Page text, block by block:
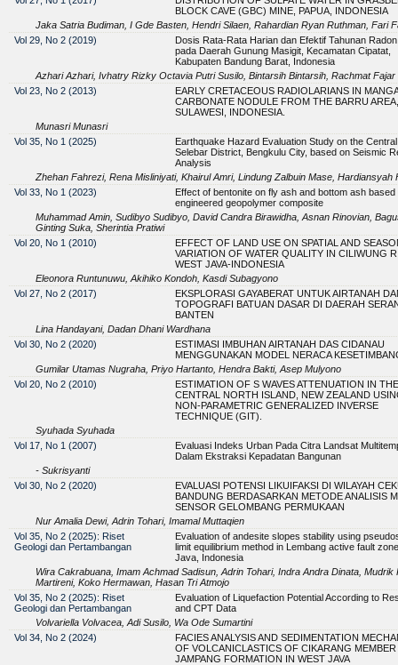
BLOCK CAVE (GBC) MINE, PAPUA, INDONESIA
Jaka Satria Budiman, I Gde Basten, Hendri Silaen, Rahardian Ryan Ruthman, Fari
Vol 29, No 2 (2019)
Dosis Rata-Rata Harian dan Efektif Tahunan
pada Daerah Gunung Masigit, Kecamatan Cipatat,
Kabupaten Bandung Barat, Indonesia
Azhari Azhari, Ivhatry Rizky Octavia Putri Susilo, Bintarsih Bintarsih, Rachmat Fajar
Vol 23, No 2 (2013)
EARLY CRETACEOUS RADIOLARIANS IN
CARBONATE NODULE FROM THE BARRU
SULAWESI, INDONESIA.
Munasri Munasri
Vol 35, No 1 (2025)
Earthquake Hazard Evaluation Study on the
Selebar District, Bengkulu City, based on Seismic
Analysis
Zhehan Fahrezi, Rena Misliniyati, Khairul Amri, Lindung Zalbuin Mase, Hardiansyah
Vol 33, No 1 (2023)
Effect of bentonite on fly ash and bottom ash based
engineered geopolymer composite
Muhammad Amin, Sudibyo Sudibyo, David Candra Birawidha, Asnan Rinovian,
Ginting Suka, Sherintia Pratiwi
Vol 20, No 1 (2010)
EFFECT OF LAND USE ON SPATIAL AND
VARIATION OF WATER QUALITY IN CILIWUNG
WEST JAVA-INDONESIA
Eleonora Runtunuwu, Akihiko Kondoh, Kasdi Subagyono
Vol 27, No 2 (2017)
EKSPLORASI GAYABERAT UNTUK AIRTANAH
TOPOGRAFI BATUAN DASAR DI DAERAH
BANTEN
Lina Handayani, Dadan Dhani Wardhana
Vol 30, No 2 (2020)
ESTIMASI IMBUHAN AIRTANAH DAS CIDANAU
MENGGUNAKAN MODEL NERACA
Gumilar Utamas Nugraha, Priyo Hartanto, Hendra Bakti, Asep Mulyono
Vol 20, No 2 (2010)
ESTIMATION OF S WAVES ATTENUATION IN THE
CENTRAL NORTH ISLAND, NEW ZEALAND
NON-PARAMETRIC GENERALIZED INVERSE
TECHNIQUE (GIT).
Syuhada Syuhada
Vol 17, No 1 (2007)
Evaluasi Indeks Urban Pada Citra Landsat
Dalam Ekstraksi Kepadatan Bangunan
- Sukrisyanti
Vol 30, No 2 (2020)
EVALUASI POTENSI LIKUIFAKSI DI WILAYAH
BANDUNG BERDASARKAN METODE ANALISIS
SENSOR GELOMBANG PERMUKAAN
Nur Amalia Dewi, Adrin Tohari, Imamal Muttaqien
Vol 35, No 2 (2025): Riset
Geologi dan Pertambangan
Evaluation of andesite slopes stability using
limit equilibrium method in Lembang active fault
Java, Indonesia
Wira Cakrabuana, Imam Achmad Sadisun, Adrin Tohari, Indra Andra Dinata,
Martireni, Koko Hermawan, Hasan Tri Atmojo
Vol 35, No 2 (2025): Riset
Geologi dan Pertambangan
Evaluation of Liquefaction Potential According to
and CPT Data
Volvariella Volvacea, Adi Susilo, Wa Ode Sumartini
Vol 34, No 2 (2024)
FACIES ANALYSIS AND SEDIMENTATION
OF VOLCANICLASTICS OF CIKARANG
JAMPANG FORMATION IN WEST JAVA